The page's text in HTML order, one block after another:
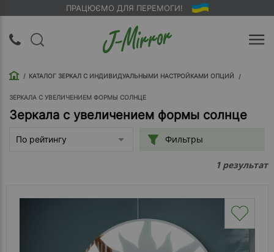
ПРАЦЮЄМО ДЛЯ ПЕРЕМОГИ!
Вход |
Доставка
КАТАЛОГ ЗЕРКАЛ С ИНДИВИДУАЛЬНЫМИ НАСТРОЙКАМИ ОПЦИЙ
ЗЕРКАЛА С УВЕЛИЧЕНИЕМ ФОРМЫ СОЛНЦЕ
Зеркала с увеличением формы солнце
По рейтингу Фильтры
1результат